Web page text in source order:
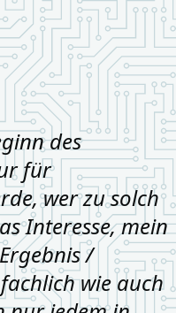
des
für
wer zu solch
Interesse, mein
/
wie auch